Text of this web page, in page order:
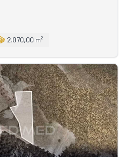
2.070,00 m²